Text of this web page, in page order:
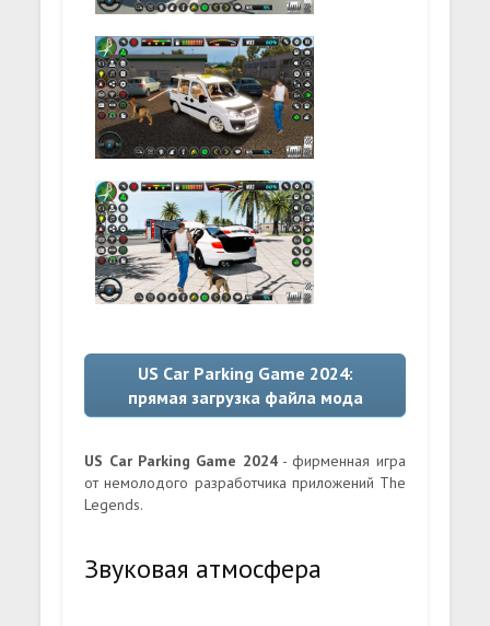
US Car Parking Game 2024:
прямая загрузка файла мода
US Car Parking Game 2024- фирменная игра
от немолодого разработчика приложений The
Legends.
Звуковая атмосфера